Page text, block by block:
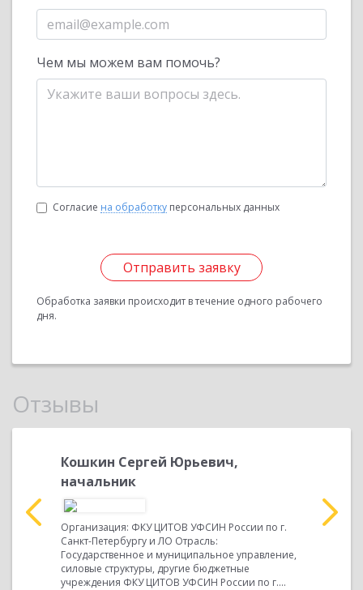
Чем мы можем вам помочь?
Согласие на обработку персональных данных
Отправить заявку
Обработка заявки происходит в течение одного рабочего
дня.
Отзывы
Кошкин Сергей Юрьевич,
начальник
Организация: ФКУ ЦИТОВ УФСИН России по г.
Санкт-Петербургу и ЛО Отрасль:
Государственное и муниципальное управление,
силовые структуры, другие бюджетные
учреждения ФКУ ЦИТОВ УФСИН России по г....